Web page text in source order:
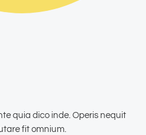
quia dico inde. Operis nequit
fit omnium.